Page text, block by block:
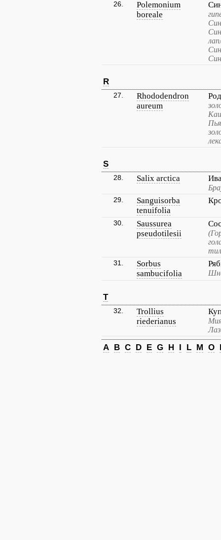
26.
Polemonium
boreale
R
27.
Rhododendron
aureum
S
28. Salix arctica
29.
Sanguisorba
tenuifolia
30.
Saussurea
pseudotilesii
31.
Sorbus
sambucifolia
T
32.
Trollius
riederianus
A B C D E G H I L M O